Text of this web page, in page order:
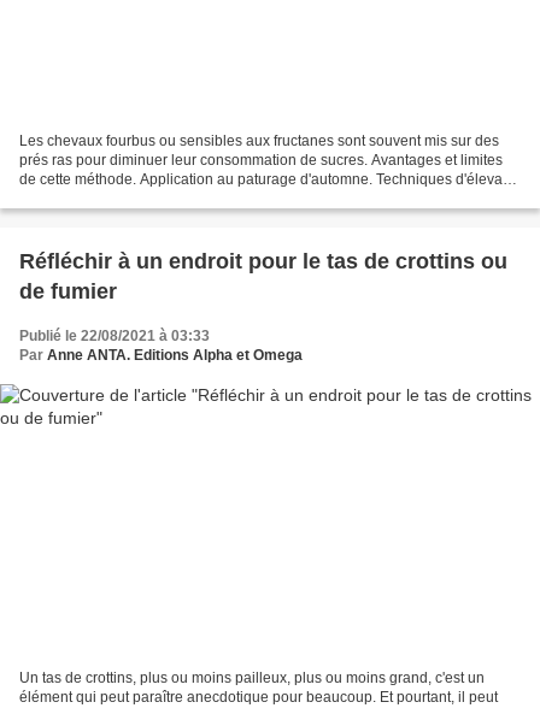
Les chevaux fourbus ou sensibles aux fructanes sont souvent mis sur des
prés ras pour diminuer leur consommation de sucres. Avantages et limites
de cette méthode. Application au paturage d'automne. Techniques d'élevage
Réfléchir à un endroit pour le tas de crottins ou
de fumier
Publié le 22/08/2021 à 03:33
Par Anne ANTA. Editions Alpha et Omega
Un tas de crottins, plus ou moins pailleux, plus ou moins grand, c'est un
élément qui peut paraître anecdotique pour beaucoup. Et pourtant, il peut